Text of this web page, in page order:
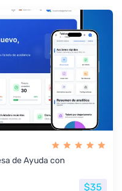
de Ayuda con
$35